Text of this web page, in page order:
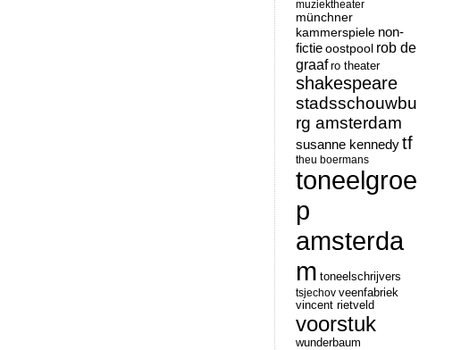
muziektheater
münchner
kammerspiele non-
fictieoostpool rob de
graaf ro theater
shakespeare
stadsschouwbu
rg amsterdam
susanne kennedytf
theu boermans
toneelgroe
p
amsterda
m toneelschrijvers
tsjechov veenfabriek
vincent rietveld
voorstuk
wunderbaum